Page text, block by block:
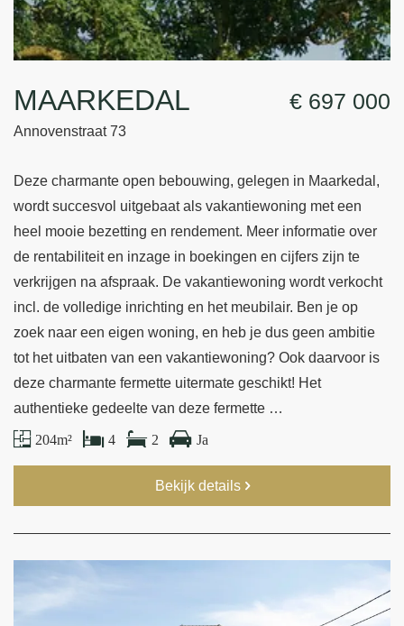
MAARKEDAL
Annovenstraat 73
€ 697 000
Deze charmante open bebouwing, gelegen in Maarkedal,
wordt succesvol uitgebaat als vakantiewoning met een
heel mooie bezetting en rendement. Meer informatie over
de rentabiliteit en inzage in boekingen en cijfers zijn te
verkrijgen na afspraak. De vakantiewoning wordt verkocht
incl. de volledige inrichting en het meubilair. Ben je op
zoek naar een eigen woning, en heb je dus geen ambitie
tot het uitbaten van een vakantiewoning? Ook daarvoor is
deze charmante fermette uitermate geschikt! Het
authentieke gedeelte van deze fermette …
204 m² 4 2 Ja
Bekijk details